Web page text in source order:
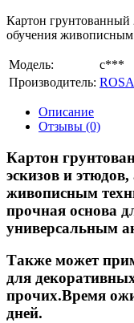
Картон грунтованный
обучения
Модель:
с***
Производитель: ROSA
Описание
Отзывы (0)
Картон
эскизов и
живописным
прочная основа
универсальным
Также может
для
прочих.Время
дней.